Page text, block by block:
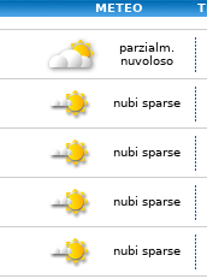
METEO
parzialm.
nuvoloso
nubi sparse
nubi sparse
nubi sparse
nubi sparse